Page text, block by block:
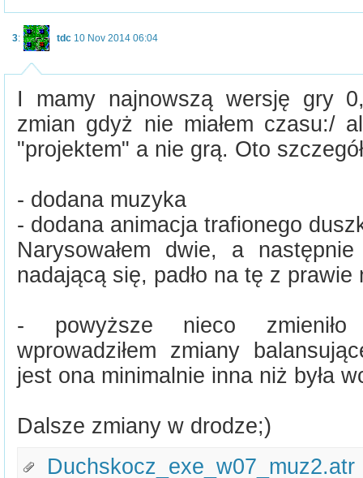
3: tdc 10 Nov 2014 06:04
I mamy najnowszą wersję gry
zmian gdyż nie miałem czasu:/
"projektem" a nie grą. Oto
- dodana muzyka
- dodana animacja trafionego
Narysowałem dwie, a
nadającą się, padło na tę z
- powyższe nieco zmieniło
wprowadziłem zmiany
jest ona minimalnie inna niż była
Dalsze zmiany w drodze;)
Duchskocz_exe_w07_muz2.atr